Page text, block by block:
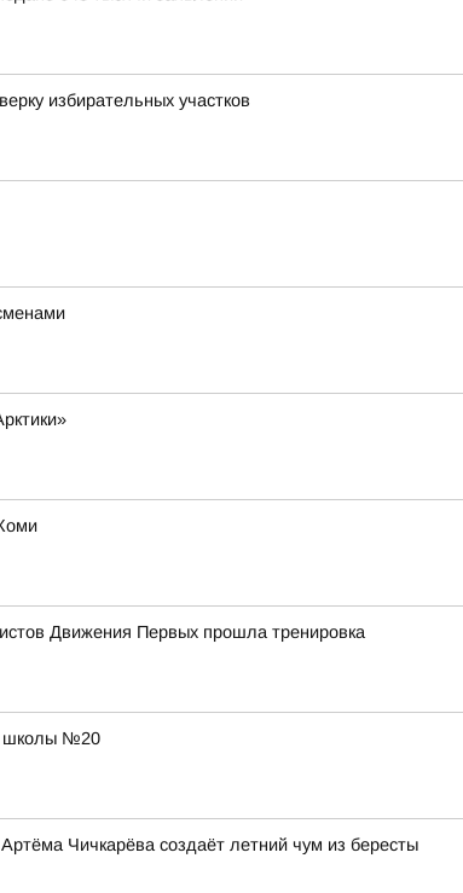
избирательных участков
Движения Первых прошла тренировка
школы №20
Чичкарёва создаёт летний чум из бересты